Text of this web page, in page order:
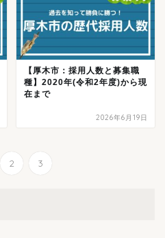
【厚木市：採用人数と募集職
種】2020年(令和2年度)から現
在まで
2026年6月19日
2 3